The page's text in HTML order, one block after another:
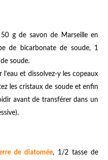
g de savon de Marseille en
de bicarbonate de soude, 1
soude.
l'eau et dissolvez-y les copeaux
les cristaux de soude et enfin
avant de transférer dans un
de diatomée, 1/2 tasse de